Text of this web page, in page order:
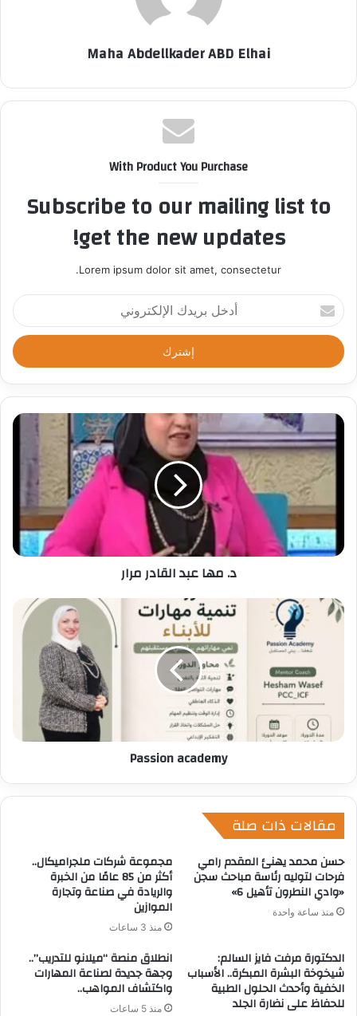
Maha Abdellkader ABD Elhai
With Product You Purchase
Subscribe to our mailing list to
get the new updates!
Lorem ipsum dolor sit amet, consectetur.
أ
د
خ
ل
ر
د
ك
ر
ي
د. مها عبد القادر مرار
Passion academy
مقالات ذات صلة
حسن محمد يهنئ المقدم رامي
فرحات لتوليه رئاسة مباحث سجن
«وادي النطرون تأهيل 6»
منذ ساعة واحدة
مجموعة شركات ملجراميكال..
أكثر من 85 عامًا من الخبرة
والريادة في صناعة وتجارة
الموازين
منذ 3 ساعات
الدكتورة مرفت فايز السالم:
شيخوخة البشرة المبكرة.. الأسباب
الخفية وأحدث الحلول الطبية
للحفاظ على نضارة الجلد
انطلاق منصة “ميلانو للتدريب”..
وجهة جديدة لصناعة المهارات
واكتشاف المواهب..
منذ 5 ساعات